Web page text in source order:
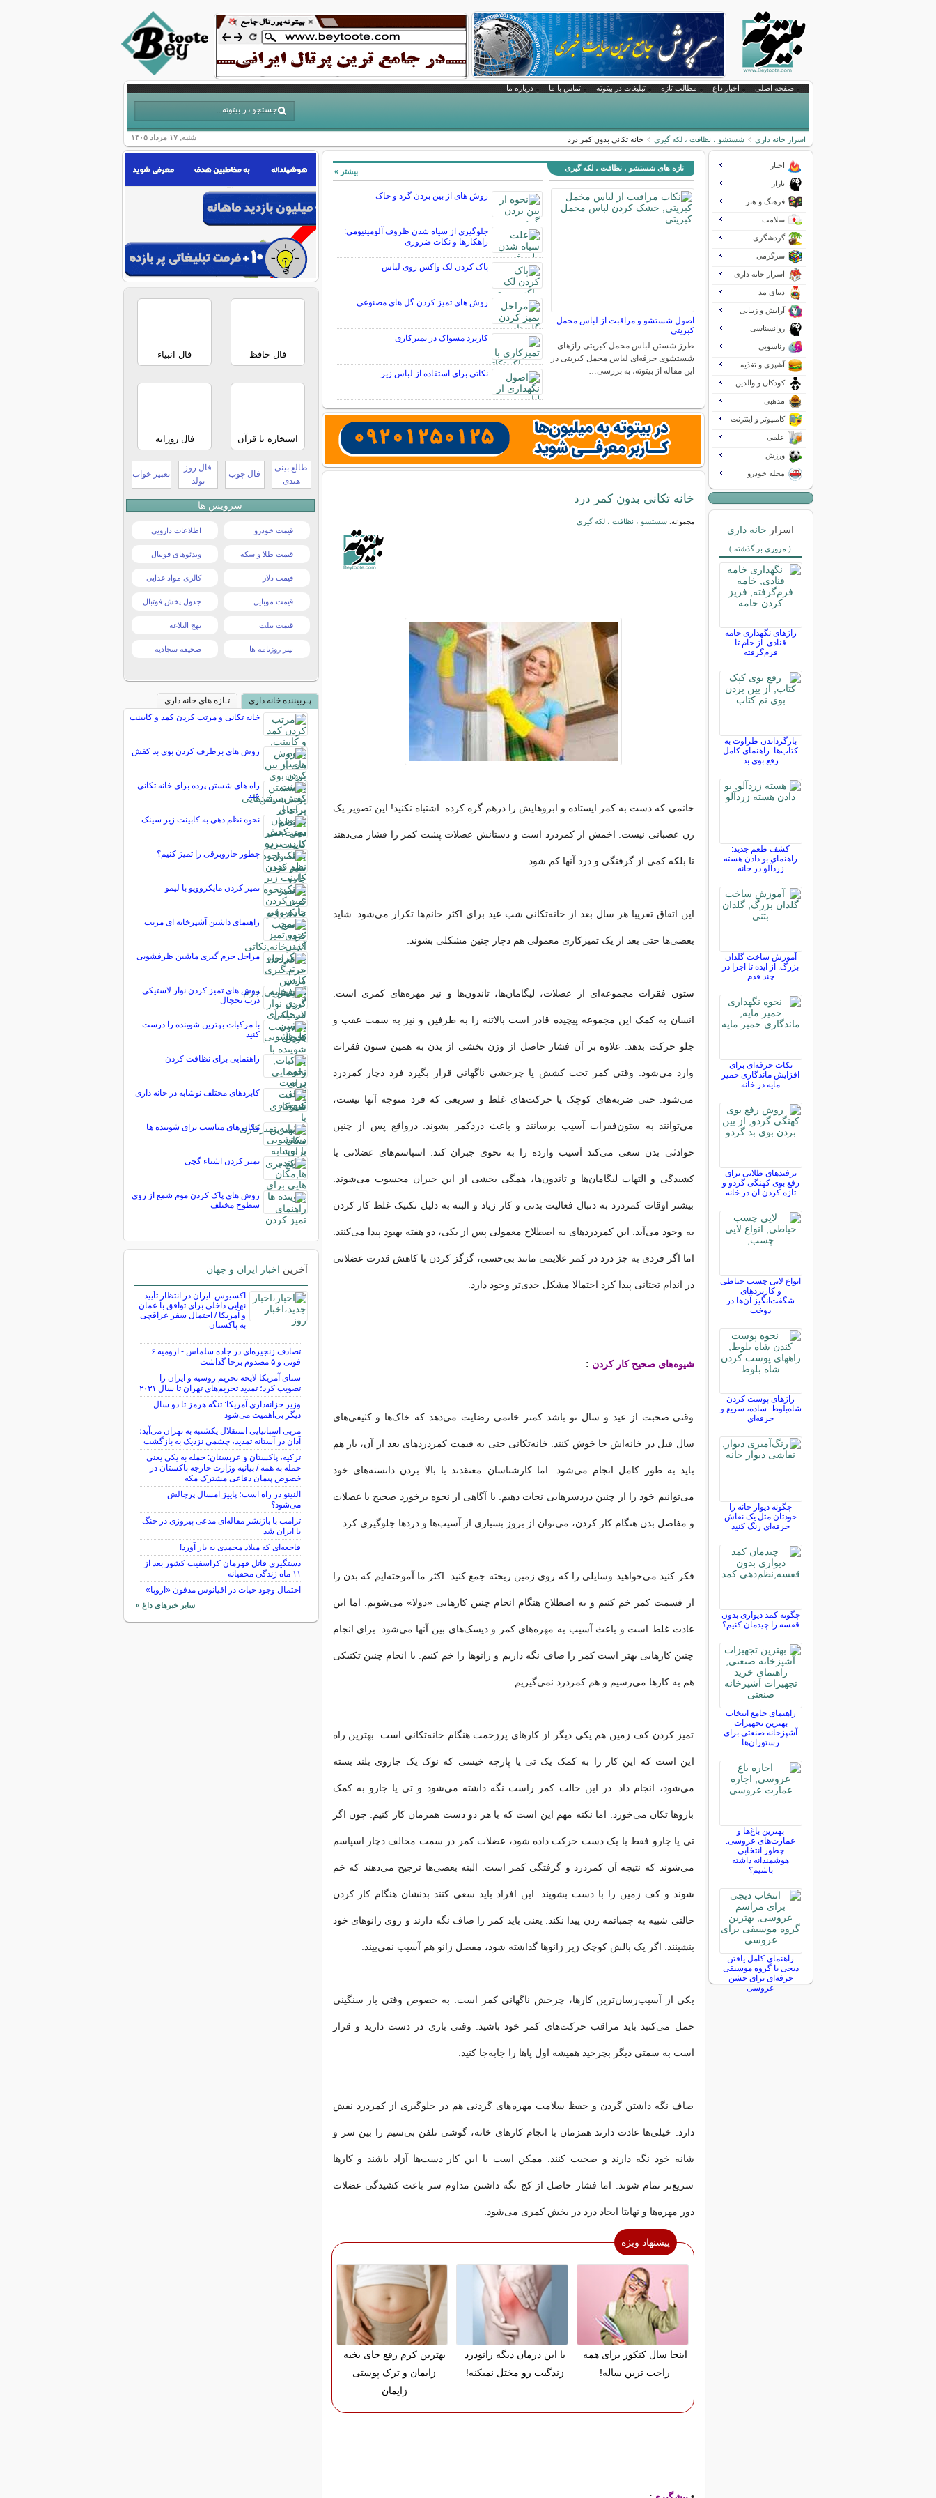
صفحه اصلی اخبار داغ مطالب تازه تبلیغات در بیتوته تماس با ما درباره ما
شنبه, ۱۷ مرداد ۱۴۰۵ اسرار خانه داری شستشو ، نظافت ، لکه گیری خانه ‌تکانی بدون کمر درد
تازه های شستشو ، نظافت ، لکه گیری
اصول شستشو و مراقبت از لباس مخمل
کبریتی
طرز شستن لباس مخمل کبریتی رازهای
شستشوی حرفه‌ای لباس مخمل کبریتی در
این مقاله از بیتوته، به بررسی…
روش های از بين بردن گرد و خاک
جلوگیری از سیاه شدن ظروف آلومینیومی:
راهکارها و نکات ضروری
پاک کردن لک واکس روی لباس
روش های تمیز کردن گل های مصنوعی
کاربرد مسواک در تمیزکاری
نکاتی برای استفاده از لباس زیر
بیشتر »
خانه ‌تکانی بدون کمر درد
مجموعه:شستشو ، نظافت ، لکه گیری
خانمی که دست به کمر ایستاده و ابروهایش را درهم گره کرده. اشتباه نکنید! این تصویر یک
زن عصبانی نیست. اخمش از کمردرد است و دستانش عضلات پشت کمر را فشار می‌دهند
تا بلکه کمی از گرفتگی و درد آنها کم شود....
این اتفاق تقریبا هر سال بعد از خانه‌تکانی شب عید برای اکثر خانم‌ها تکرار می‌شود. شاید
بعضی‌ها حتی بعد از یک تمیزکاری معمولی هم دچار چنین مشکلی بشوند.
ستون فقرات مجموعه‌ای از عضلات، لیگامان‌ها، تاندون‌ها و نیز مهره‌های کمری است.
انسان به کمک این مجموعه پیچیده قادر است بالاتنه را به طرفین و نیز به سمت عقب و
جلو حرکت بدهد. علاوه بر آن فشار حاصل از وزن بخشی از بدن به همین ستون فقرات
وارد می‌شود. وقتی کمر تحت کشش یا چرخشی ناگهانی قرار بگیرد فرد دچار کمردرد
می‌شود. حتی ضربه‌های کوچک یا حرکت‌های غلط و سریعی که فرد متوجه آنها نیست،
می‌توانند به ستون‌فقرات آسیب برسانند و باعث دردکمر بشوند. درواقع پس از چنین
حوادثی بدن سعی می‌کند آسیب وارده را به نحوی جبران‌ کند. اسپاسم‌های عضلانی یا
کشیدگی و التهاب لیگامان‌ها و تاندون‌ها، همگی بخشی از این جبران محسوب می‌شوند.
بیشتر اوقات کمردرد به دنبال فعالیت بدنی و کار زیاد و البته به دلیل تکنیک غلط کار کردن
به وجود می‌آید. این کمردردهای به اصطلاح معمولی پس از یکی، دو هفته بهبود پیدا می‌کنند.
اما اگر فردی به جز درد در کمر علایمی مانند بی‌حسی، گزگز کردن یا کاهش قدرت عضلانی
در اندام تحتانی پیدا کرد احتمالا مشکل جدی‌تر وجود دارد.
شیوه‌های صحیح کار کردن :
وقتی صحبت از عید و سال نو باشد کمتر خانمی رضایت می‌دهد که خاک‌ها و کثیفی‌های
سال قبل در خانه‌اش جا خوش کنند. خانه‌تکانی حتی به قیمت کمردردهای بعد از آن، باز هم
باید به طور کامل انجام می‌شود. اما کارشناسان معتقدند با بالا بردن دانسته‌های خود
می‌توانیم خود را از چنین دردسرهایی نجات دهیم. با آگاهی از نحوه برخورد صحیح با عضلات
و مفاصل بدن هنگام کار کردن، می‌توان از بروز بسیاری از آسیب‌ها و دردها جلوگیری کرد.
فکر کنید می‌خواهید وسایلی را که روی زمین ریخته جمع کنید. اکثر ما آموخته‌ایم که بدن را
از قسمت کمر خم کنیم و به اصطلاح هنگام انجام چنین کارهایی «دولا» می‌شویم. اما این
عادت غلط است و باعث آسیب به مهره‌های کمر و دیسک‌های بین آنها می‌شود. برای انجام
چنین کارهایی بهتر است کمر را صاف نگه داریم و زانوها را خم کنیم. با انجام چنین تکنیکی
هم به کارها می‌رسیم و هم کمردرد نمی‌گیریم.
تمیز کردن کف زمین هم یکی دیگر از کارهای پرزحمت هنگام خانه‌تکانی است. بهترین راه
این است که این کار را به کمک یک تی یا پارچه خیسی که نوک یک جاروی بلند بسته
می‌شود، انجام داد. در این حالت کمر راست نگه داشته می‌شود و تی‌ یا جارو به کمک
بازوها تکان می‌خورد. اما نکته مهم این است که با هر دو دست همزمان کار کنیم. چون اگر
تی‌ یا جارو فقط با یک دست حرکت داده شود، عضلات کمر در سمت مخالف دچار اسپاسم
می‌شوند که نتیجه آن کمردرد و گرفتگی کمر است. البته بعضی‌ها ترجیح می‌دهند که خم
شوند و کف زمین را با دست بشویند. این افراد باید سعی کنند بدنشان هنگام کار کردن
حالتی شبیه به چمباتمه زدن پیدا نکند. یعنی باید کمر را صاف نگه دارند و روی زانوهای خود
بنشینند. اگر یک بالش کوچک زیر زانوها گذاشته شود، مفصل زانو هم آسیب نمی‌بیند.
یکی از آسیب‌رسان‌ترین کارها، چرخش ناگهانی کمر است. به خصوص وقتی بار سنگینی
حمل می‌کنید باید مراقب حرکت‌های کمر خود باشید. وقتی باری در دست دارید و قرار
است به سمتی دیگر بچرخید همیشه اول پاها را جابه‌جا کنید.
صاف نگه داشتن گردن و حفظ سلامت مهره‌های گردنی هم در جلوگیری از کمردرد نقش
دارد. خیلی‌ها عادت دارند همزمان با انجام کارهای خانه، گوشی تلفن بی‌سیم را بین سر و
شانه خود نگه دارند و صحبت کنند. ممکن است با این کار دست‌ها آزاد باشند و کارها
سریع‌تر تمام شوند. اما فشار حاصل از کج نگه داشتن مداوم سر باعث کشیدگی عضلات
دور مهره‌ها و نهایتا ایجاد درد در بخش کمری می‌شود.
پیشنهاد ویژه
اینجا سال کنکور برای همه
راحت ترین ساله!
با این درمان دیگه زانودرد
زندگیت رو مختل نمیکنه!
بهترین کرم رفع جای بخیه
زایمان و ترک پوستی
زایمان
اخبار
بازار
فرهنگ و هنر
سلامت
گردشگری
سرگرمی
اسرار خانه داری
دنیای مد
آرایش و زیبایی
روانشناسی
زناشویی
آشپزی و تغذیه
کودکان و والدین
مذهبی
کامپیوتر و اینترنت
علمی
ورزش
مجله خودرو
اسرار خانه داری
( مروری بر گذشته )
رازهای نگهداری خامه
قنادی: از خام تا
فرم‌گرفته
بازگرداندن طراوت به
کتاب‌ها: راهنمای کامل
رفع بوی بد
کشف طعم جدید:
راهنمای بو دادن هسته
زردآلو در خانه
آموزش ساخت گلدان
بزرگ: از ایده تا اجرا در
چند قدم
نکات حرفه‌ای برای
افزایش ماندگاری خمیر
مایه در خانه
ترفندهای طلایی برای
رفع بوی کهنگی گردو و
تازه کردن آن در خانه
انواع لایی چسب خیاطی
و کاربردهای
شگفت‌انگیز آن‌ها در
دوخت
رازهای پوست کردن
شاه‌بلوط: ساده، سریع و
حرفه‌ای
چگونه دیوار خانه را
خودتان مثل یک نقاش
حرفه‌ای رنگ کنید
چگونه کمد دیواری بدون
قفسه را چیدمان کنیم؟
راهنمای جامع انتخاب
بهترین تجهیزات
آشپزخانه صنعتی برای
رستوران‌ها
بهترین باغ‌ها و
عمارت‌های عروسی:
چطور انتخابی
هوشمندانه داشته
باشیم؟
راهنمای کامل یافتن
دیجی یا گروه موسیقی
حرفه‌ای برای جشن
عروسی
فال حافظ فال انبیاء
استخاره با قرآن فال روزانه
طالع بینی
هندی
فال چوب
فال روز
تولد
تعبیر خواب
سرویس ها
قیمت خودرو اطلاعات دارویی
قیمت طلا و سکه ویدئوهای فوتبال
قیمت دلار کالری مواد غذایی
قیمت موبایل جدول پخش فوتبال
قیمت تبلت نهج البلاغه
تیتر روزنامه ها صحیفه سجادیه
پـربیننده خانه داری
تـازه های خانه داری
خانه تکانی و مرتب کردن کمد و کابینت
روش های برطرف کردن بوی بد کفش
راه های شستن پرده برای خانه تکانی
عید
نحوه نظم دهی به کابینت زیر سینک
چطور جاروبرقی را تمیز کنیم؟
تمیز کردن مایکروویو با لیمو
راهنمای داشتن آشپزخانه ای مرتب
مراحل جرم گیری ماشین ظرفشویی
روش های تمیز کردن نوار لاستیکی
درب یخچال
با مرکبات بهترین شوینده را درست
کنید
راهنمایی برای نظافت کردن
کابردهای مختلف نوشابه در خانه داری
مکان های مناسب برای شوینده ها
تمیز کردن اشیاء گچی
روش های پاک کردن موم شمع از روی
سطوح مختلف
آخرین اخبار ایران و جهان
اکسیوس: ایران در انتظار تأیید
نهایی داخلی برای توافق با عمان
و آمریکا / احتمال سفر عراقچی
به پاکستان
تصادف زنجیره‌ای در جاده سلماس - ارومیه ۶
فوتی و ۵ مصدوم برجا گذاشت
سنای آمریکا لایحه تحریم روسیه و ایران را
تصویب کرد؛ تمدید تحریم‌های تهران تا سال ۲۰۳۱
وزیر خزانه‌داری آمریکا: تنگه هرمز تا دو سال
دیگر بی‌اهمیت می‌شود
مربی اسپانیایی استقلال یکشنبه به تهران می‌آید؛
آدان در آستانه تمدید، چشمی نزدیک به بازگشت
ترکیه، پاکستان و عربستان: حمله به یکی یعنی
حمله به همه / بیانیه وزارت خارجه پاکستان در
خصوص پیمان دفاعی مشترک مکه
النینو در راه است؛ پاییز امسال پرچالش
می‌شود؟
ترامپ با بازنشر مقاله‌ای مدعی پیروزی در جنگ
با ایران شد
فاجعه‌ای که میلاد محمدی به بار آورد!
دستگیری قاتل قهرمان کراسفیت کشور بعد از
۱۱ ماه زندگی مخفیانه
احتمال وجود حیات در اقیانوس مدفون «اروپا»
سایر خبرهای داغ »